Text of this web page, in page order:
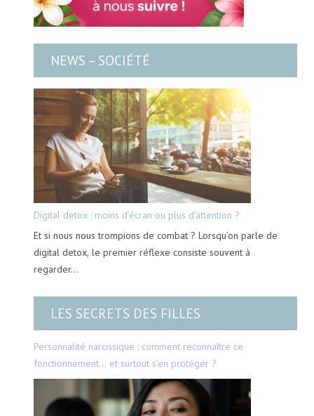
NEWS – SOCIÉTÉ
Digital detox : moins d’écran ou plus d’attention ?
Et si nous nous trompions de combat ? Lorsqu’on parle de
digital detox, le premier réflexe consiste souvent à
regarder…
LES SECRETS DES FILLES
Personnalité narcissique : comment reconnaître ce
fonctionnement… et surtout s’en protéger ?